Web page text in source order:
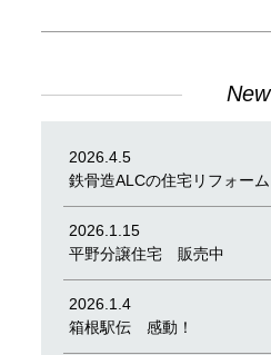
ョ
New
2026.4.5
鉄骨造ALCの住宅リフォーム
2026.1.15
平野分譲住宅 販売中
2026.1.4
箱根駅伝 感動！